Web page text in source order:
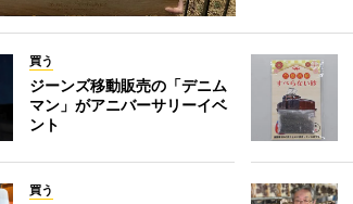
買う
ジーンズ移動販売の「デニム
マン」がアニバーサリーイベ
ント
買う